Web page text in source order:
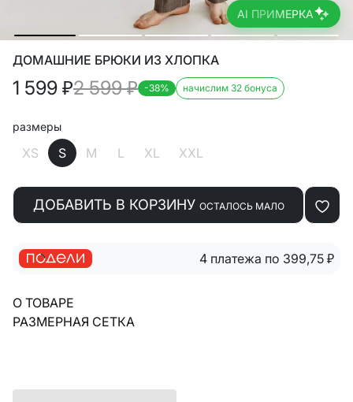
AI ПРИМЕРКА
ДОМАШНИЕ БРЮКИ ИЗ ХЛОПКА
1 599 ₽2 599₽ -38% начислим 32 бонуса
размеры
XS S M L XL XXL
ДОБАВИТЬ В КОРЗИНУ ОСТАЛОСЬ МАЛО
4 платежа по 399,75 ₽
О ТОВАРЕ
РАЗМЕРНАЯ СЕТКА